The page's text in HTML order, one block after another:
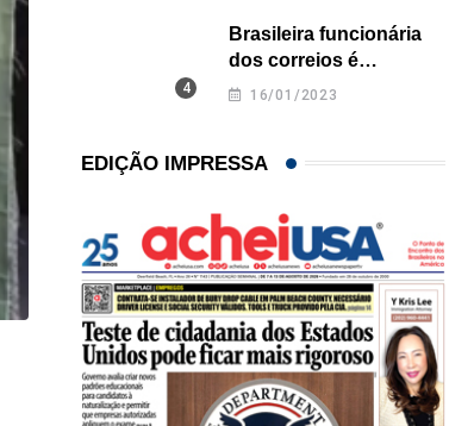
COMUNIDADE,IMIGRAÇÃO,
Professor brasileiro de jiu-jítsu é preso pelo ICE...
Brasileira funcionária
dos correios é
assassinada a facadas
16/01/2023
EDIÇÃO IMPRESSA